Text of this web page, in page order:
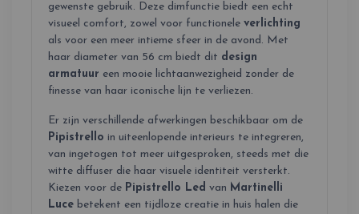
gewenste gebruik. Deze dimfunctie biedt een echt
visueel comfort, zowel voor functionele verlichting
als voor een meer intieme sfeer in de avond. Met
haar diameter van 56 cm biedt dit design
armatuur een mooie lichtaanwezigheid zonder de
finesse van haar iconische lijn te verliezen.
Er zijn verschillende afwerkingen beschikbaar om de
Pipistrello in uiteenlopende interieurs te integreren,
van ingetogen tot meer uitgesproken, steeds met die
witte diffuser die haar visuele identiteit versterkt.
Kiezen voor de Pipistrello Led van Martinelli
Luce betekent een tijdloze creatie in huis halen die